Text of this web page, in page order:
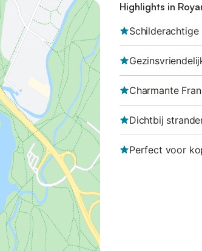
Highlights in
Schilderachtige
Charmante
Dichtbij
Perfect voor